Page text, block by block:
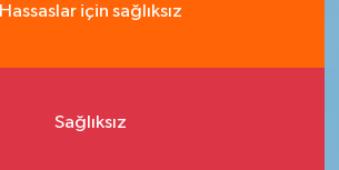
Hassaslar için sağlıksız
Sağlıksız